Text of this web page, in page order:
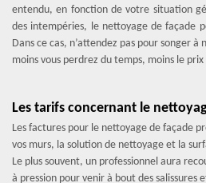
entendu, en fonction de votre situation
des intempéries, le nettoyage de façade
Dans ce cas, n’attendez pas pour songer
moins vous perdrez du temps, moins le
Les tarifs concernant le
Les factures pour le nettoyage de façade
vos murs, la solution de nettoyage et la
Le plus souvent, un professionnel aura
à pression pour venir à bout des salissures